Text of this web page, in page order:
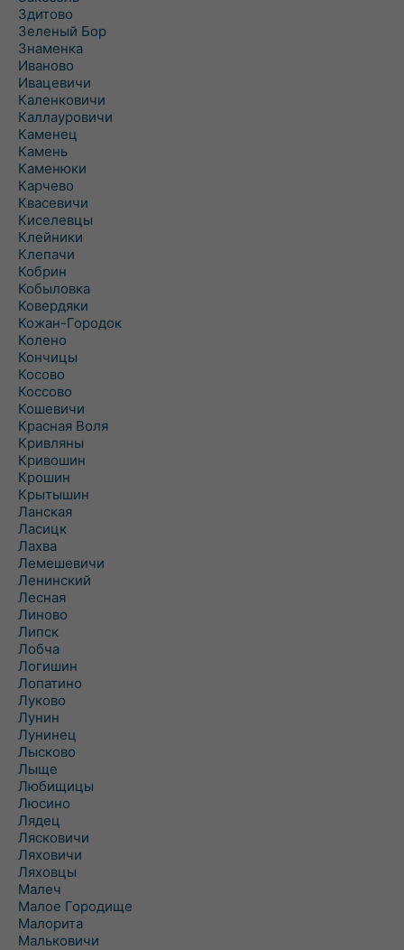
Здитово
Зеленый Бор
Знаменка
Иваново
Ивацевичи
Каленковичи
Каллауровичи
Каменец
Камень
Каменюки
Карчево
Квасевичи
Киселевцы
Клейники
Клепачи
Кобрин
Кобыловка
Ковердяки
Кожан-Городок
Колено
Кончицы
Косово
Коссово
Кошевичи
Красная Воля
Кривляны
Кривошин
Крошин
Крытышин
Ланская
Ласицк
Лахва
Лемешевичи
Ленинский
Лесная
Линово
Липск
Лобча
Логишин
Лопатино
Луково
Лунин
Лунинец
Лысково
Лыще
Любищицы
Люсино
Лядец
Лясковичи
Ляховичи
Ляховцы
Малеч
Малое Городище
Малорита
Мальковичи